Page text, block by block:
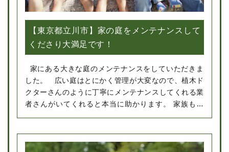
【東京都立川市】家の庭をメンテナンスして
くださり大満足です！
家にある大きな庭のメンテナンスをしていただきま
した。 広い庭はとにかく管理が大変なので、植木ド
クターさんのように丁寧にメンテナンスしてくれる業
者さんがいてくれると本当に助かります。 家族もと
ても喜んでいました。またお願いしたいです。